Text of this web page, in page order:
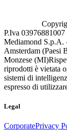
P.Iva
Mediamond S.p.A.
Amsterdam (Paesi
Monzese (MI)
riprodotti è vietata
sistemi di
espresso di
Legal
CorporatePrivacy